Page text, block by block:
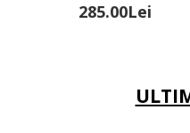
285.00Lei